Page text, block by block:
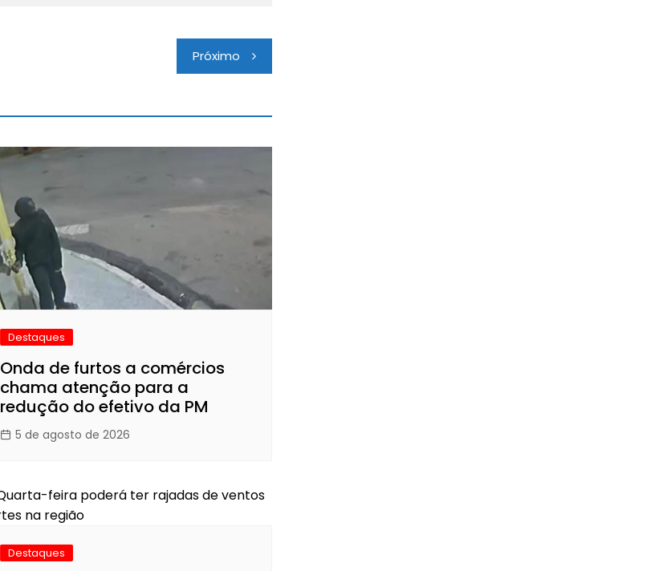
Próximo
Destaques
Onda de furtos a comércios
chama atenção para a
redução do efetivo da PM
5 de agosto de 2026
Destaques